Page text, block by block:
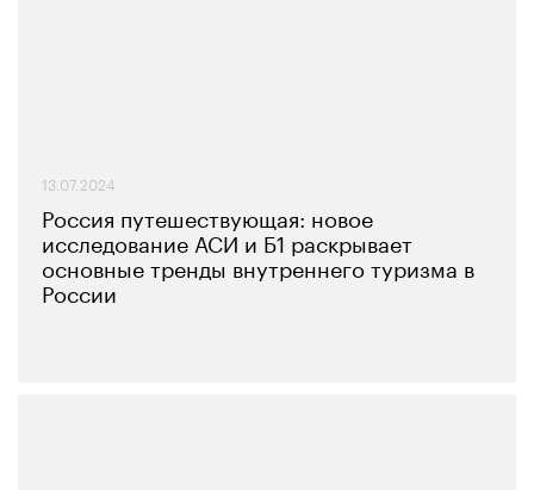
13.07.2024
Россия путешествующая: новое
исследование АСИ и Б1 раскрывает
основные тренды внутреннего туризма в
России